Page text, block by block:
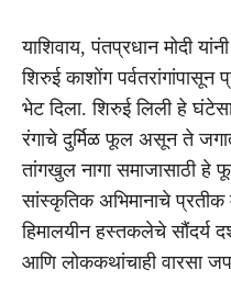
याशिवाय, पंतप्रधान मोदी
शिरुई काशोंग पर्वतरांगांपासून
भेट दिला. शिरुई लिली हे
रंगाचे दुर्मिळ फूल असून ते
तांगखुल नागा समाजासाठी
सांस्कृतिक अभिमानाचे
हिमालयीन हस्तकलेचे सौंदर्य
आणि लोककथांचाही वारसा